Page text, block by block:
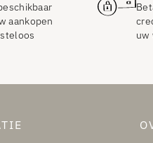
aankopen
uw